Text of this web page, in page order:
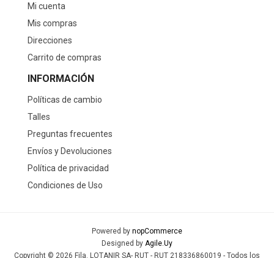
Mi cuenta
Mis compras
Direcciones
Carrito de compras
INFORMACIÓN
Políticas de cambio
Talles
Preguntas frecuentes
Envíos y Devoluciones
Política de privacidad
Condiciones de Uso
Powered by nopCommerce
Designed by Agile.Uy
Copyright © 2026 Fila. LOTANIR SA- RUT - RUT 218336860019 - Todos los